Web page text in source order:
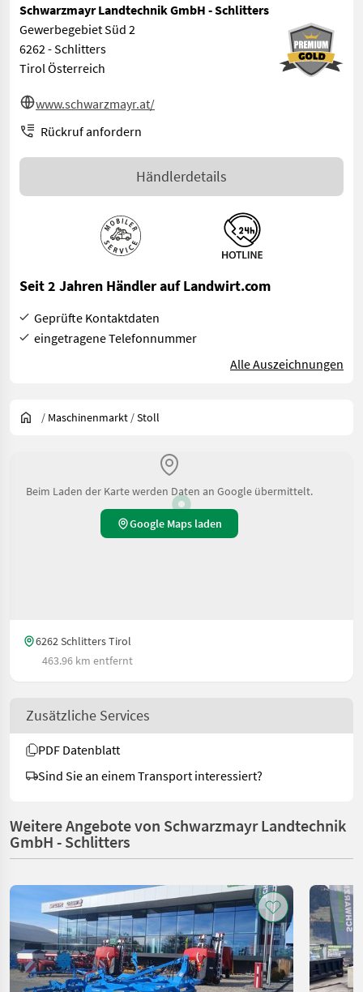
Schwarzmayr Landtechnik GmbH - Schlitters
Gewerbegebiet Süd 2
6262 - Schlitters
Tirol Österreich
www.schwarzmayr.at/
Rückruf anfordern
Händlerdetails
Seit 2 Jahren Händler auf Landwirt.com
Geprüfte Kontaktdaten
eingetragene Telefonnummer
Alle Auszeichnungen
/ Maschinenmarkt /Stoll
Beim Laden der Karte werden Daten an Google übermittelt.
Google Maps laden
6262 Schlitters Tirol
463.96 km entfernt
Zusätzliche Services
PDF Datenblatt
Sind Sie an einem Transport interessiert?
Weitere Angebote von Schwarzmayr Landtechnik
GmbH - Schlitters